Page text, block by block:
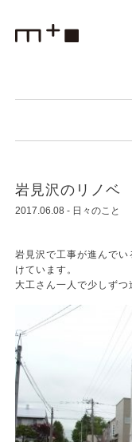
岩見沢のリノベ
2017.06.08 - 日々のこと
岩見沢で工事が進んで
けています。
大工さん一人で少しずつ